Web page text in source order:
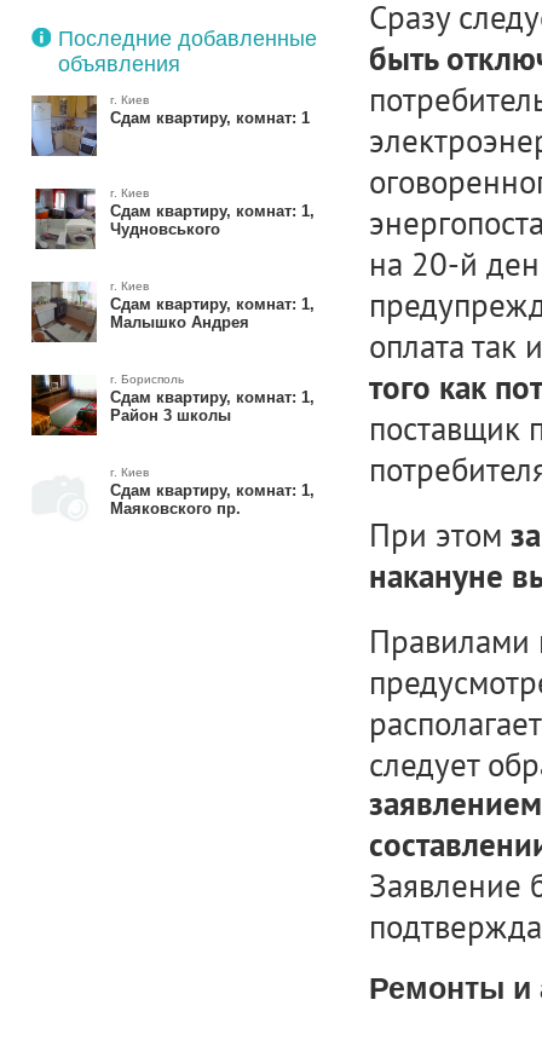
Последние добавленные
объявления
г. Киев
Сдам квартиру, комнат: 1
г. Киев
Сдам квартиру, комнат: 1,
Чудновського
г. Киев
Сдам квартиру, комнат: 1,
Малышко Андрея
г. Борисполь
Сдам квартиру, комнат: 1,
Район 3 школы
г. Киев
Сдам квартиру, комнат: 1,
Маяковского пр.
Сразу
быть
на 20-й
оплата так
того как
поставщик
При этом
накануне
Правилами
следует
Заявление
Ремонты и